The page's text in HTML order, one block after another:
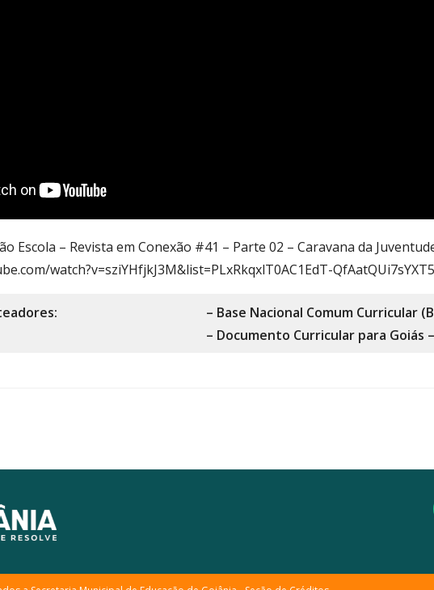
Escola – Revista em Conexão #41 – Parte 02 – Caravana da
watch?v=sziYHfjkJ3M&list=PLxRkqxlT0AC1EdT-
– Base Nacional Comum Curricular
– Documento Curricular para Goiás